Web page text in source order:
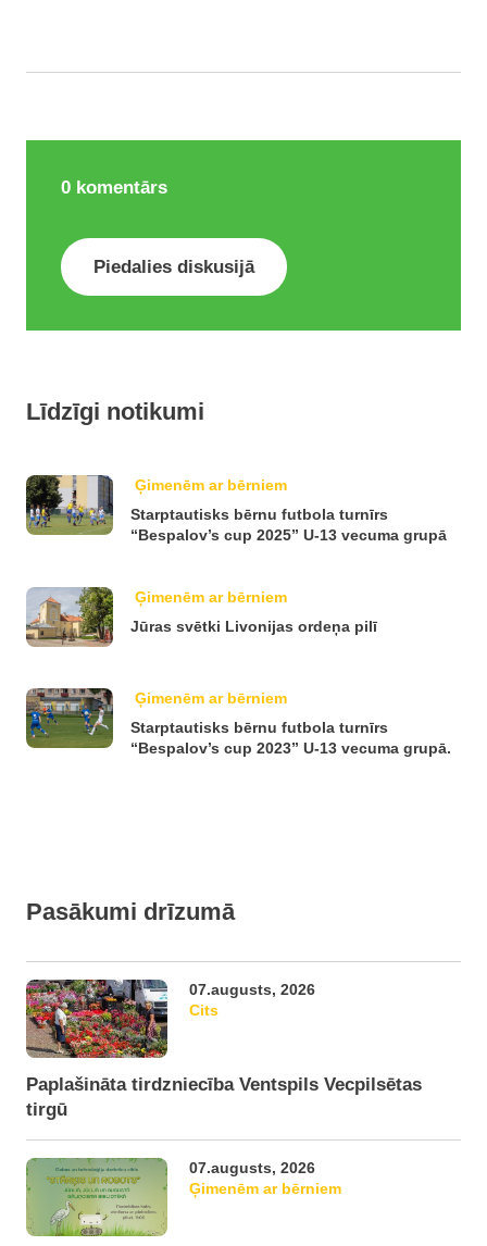
0 komentārs
Piedalies diskusijā
Līdzīgi notikumi
Ģimenēm ar bērniem
Starptautisks bērnu futbola turnīrs
“Bespalov’s cup 2025” U-13 vecuma grupā
Ģimenēm ar bērniem
Jūras svētki Livonijas ordeņa pilī
Ģimenēm ar bērniem
Starptautisks bērnu futbola turnīrs
“Bespalov’s cup 2023” U-13 vecuma grupā.
Pasākumi drīzumā
07.augusts, 2026
Cits
Paplašināta tirdzniecība Ventspils Vecpilsētas
tirgū
07.augusts, 2026
Ģimenēm ar bērniem